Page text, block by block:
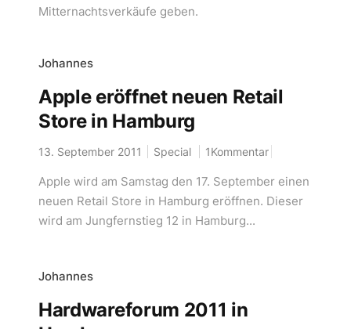
Mitternachtsverkäufe geben.
Johannes
Apple eröffnet neuen Retail
Store in Hamburg
13. September 2011 Special 1Kommentar
Apple wird am Samstag den 17. September einen
neuen Retail Store in Hamburg eröffnen. Dieser
wird am Jungfernstieg 12 in Hamburg...
Johannes
Hardwareforum 2011 in